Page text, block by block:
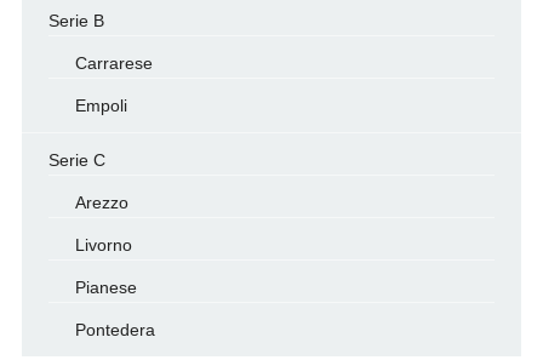
Serie B
Carrarese
Empoli
Serie C
Arezzo
Livorno
Pianese
Pontedera